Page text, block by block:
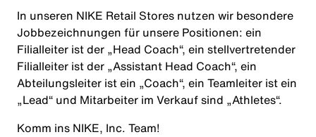
In unseren NIKE Retail Stores nutzen wir besondere
Jobbezeichnungen für unsere Positionen: ein
Filialleiter ist der „Head Coach“, ein stellvertretender
Filialleiter ist der „Assistant Head Coach“, ein
Abteilungsleiter ist ein „Coach“, ein Teamleiter ist ein
„Lead“ und Mitarbeiter im Verkauf sind „Athletes“.
Komm ins NIKE, Inc. Team!